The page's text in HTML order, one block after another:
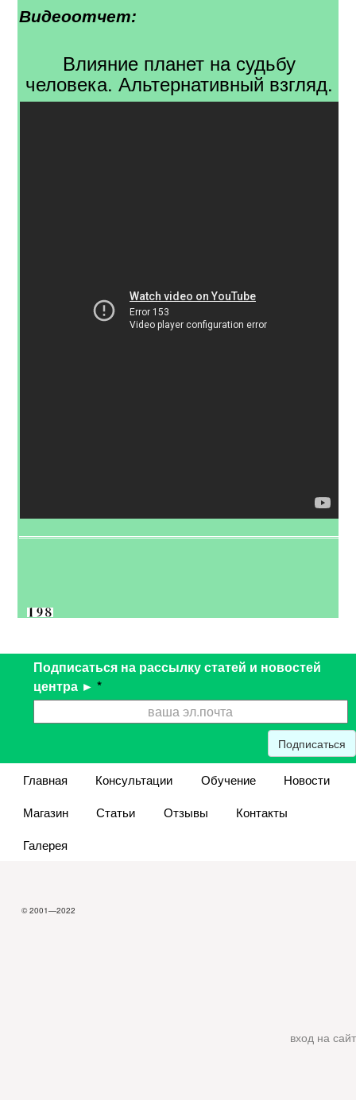
Видеоотчет:
Влияние планет на судьбу
человека. Альтернативный взгляд.
Подписаться на рассылку статей и новостей
центра ► *
Подписаться
Главная Консультации Обучение
Новости
Магазин
Статьи Отзывы
Контакты
Галерея
© 2001—2022
вход на сайт